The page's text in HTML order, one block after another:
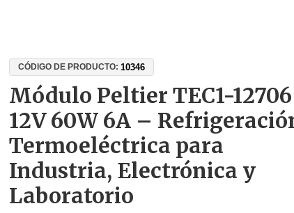
CÓDIGO DE PRODUCTO:10346
Módulo Peltier TEC1-12706
12V 60W 6A –
Termoeléctrica para
Industria, Electrónica y
Laboratorio
Módulo
Peltier
TEC1-
12706
12V
60W
6A
–
Refrigeración